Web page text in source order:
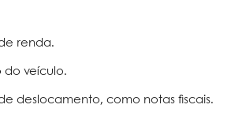
renda.
do veículo.
deslocamento, como notas fiscais.